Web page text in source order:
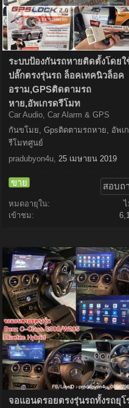
ระบบป้องกันรถหายติดตั้งโดยใ
ปลั๊กตรงรุ่นรถ ล็อคเทคนิวล็อค
อราม,GPSติดตามรถ
หาย,อัพเกรดรีโมท
Car Audio, Car Alarm & GPS
กันขโมย, Gpsติดตามรถหาย, อัพเ
รีโมทศูนย์
pradubyon4u 25 เมษายน 2019
ขาย สอบถ
หมดอายุใน:
เข้าชม:
จอแอนดรอยตรงรุ่นรถทั้งรถยุโ